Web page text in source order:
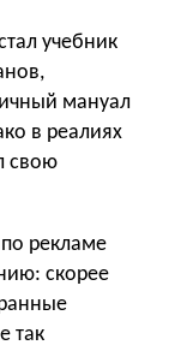
учебник
мануал
в реалиях
свою
рекламе
скорее
так